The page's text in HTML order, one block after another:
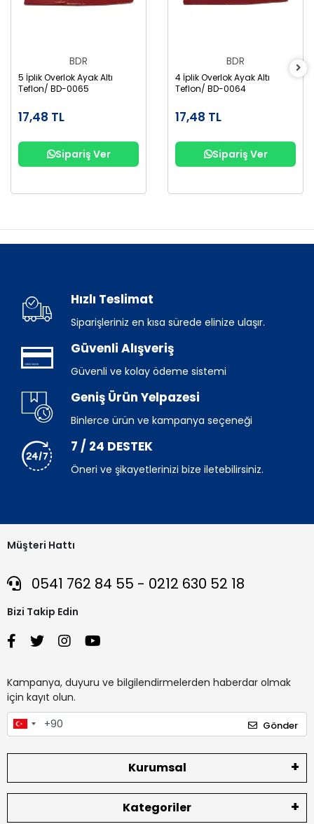
BDR
5 İplik Overlok Ayak Altı
Teflon/ BD-0065
17,48 TL
Sipariş Ver
BDR
4 İplik Overlok Ayak Altı
Teflon/ BD-0064
17,48 TL
Sipariş Ver
Hızlı Teslimat
Siparişleriniz en kısa sürede elinize ulaşır.
Güvenli Alışveriş
Güvenli ve kolay ödeme sistemi
Geniş Ürün Yelpazesi
Binlerce ürün ve kampanya seçeneği
7 / 24 DESTEK
Öneri ve şikayetlerinizi bize iletebilirsiniz.
Müşteri Hattı
0541 762 84 55 - 0212 630 52 18
Bizi Takip Edin
Kampanya, duyuru ve bilgilendirmelerden haberdar olmak
için kayıt olun.
Gönder
Kurumsal
Kategoriler